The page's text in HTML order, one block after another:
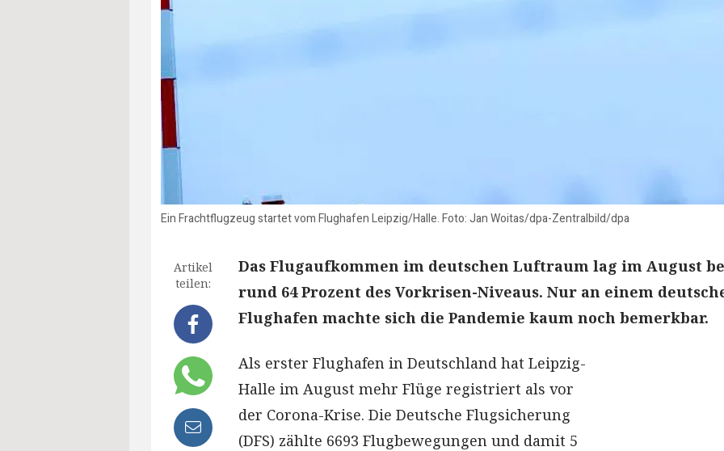
Ein Frachtflugzeug startet vom Flughafen Leipzig/Halle. Foto: Jan Woitas/dpa-Zentralbild/dpa
Artikel
teilen:
Das Flugaufkommen im deutschen Luftraum lag im August
rund 64 Prozent des Vorkrisen-Niveaus. Nur an einem
Flughafen machte sich die Pandemie kaum noch bemerkbar.
Als erster Flughafen in Deutschland hat Leipzig-
Halle im August mehr Flüge registriert als vor
der Corona-Krise. Die Deutsche Flugsicherung
(DFS) zählte 6693 Flugbewegungen und damit 5